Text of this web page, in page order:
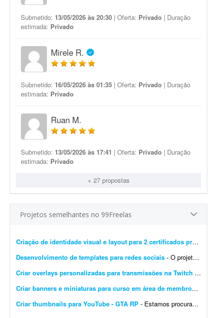
Submetido: 13/05/2026 às 20:30 | Oferta: Privado | Duração
estimada: Privado
Mirele R.
Submetido: 16/05/2026 às 01:35 | Oferta: Privado | Duração
estimada: Privado
Ruan M.
Submetido: 13/05/2026 às 17:41 | Oferta: Privado | Duração
estimada: Privado
+ 27 propostas
Projetos semelhantes no 99Freelas
Criação de identidade visual e layout para 2 certificados profissionais
Desenvolvimento de templates para redes sociais - O projeto consiste em: Dar continuidade a uma identidade visual já existente (logotipo, paleta e tipografia já estão prontos). Já possuem brand kit pronto e a demo da p...
Criar overlays personalizadas para transmissões na Twitch
Criar banners e miniaturas para curso em área de membros
-
Criar thumbnails para YouTube - GTA RP - Estamos procurando um(a) designer de thumbnails experiente e criativo(a) para fazer parte da nossa equipe! Buscamos alguém que já tenha experiência com conteúdo de games...